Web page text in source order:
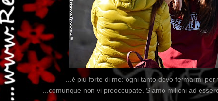
...è più forte di me: ogni tanto devo fermarmi
...comunque non vi preoccupate. Siamo milioni ad